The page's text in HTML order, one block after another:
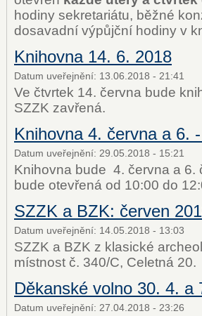
hodiny sekretariátu, běžné
dosavadní výpůjční hodiny v
Knihovna 14. 6. 2018
Datum uveřejnění: 13.06.2018 - 21:41
Ve čtvrtek 14. června bude
SZZK zavřená.
Knihovna 4. června a 6.
Datum uveřejnění: 29.05.2018 - 15:21
Knihovna bude 4. června a 6.
bude otevřená od 10:00 do
SZZK a BZK: červen
Datum uveřejnění: 14.05.2018 - 13:03
SZZK a BZK z klasické
místnost č. 340/C, Celetná 20.
Děkanské volno 30. 4. a
Datum uveřejnění: 27.04.2018 - 23:26